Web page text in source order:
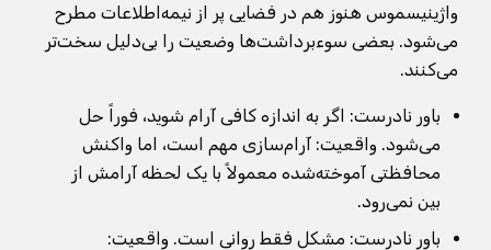
واژینیسموس هنوز هم در فضایی پر از نیمه‌اطلاعات مطرح
می‌شود. بعضی سوءبرداشت‌ها وضعیت را بی‌دلیل سخت‌تر
می‌کنند.
باور نادرست: اگر به اندازه کافی آرام شوید، فوراً حل
می‌شود. واقعیت: آرام‌سازی مهم است، اما واکنش
محافظتی آموخته‌شده معمولاً با یک لحظه آرامش از
بین نمی‌رود.
باور نادرست: مشکل فقط روانی است. واقعیت: